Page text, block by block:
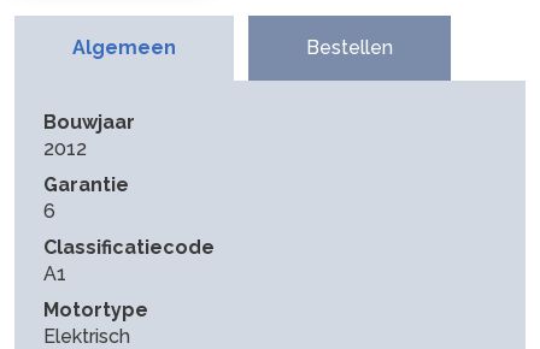
Algemeen Bestellen
Bouwjaar
2012
Garantie
6
Classificatiecode
A1
Motortype
Elektrisch